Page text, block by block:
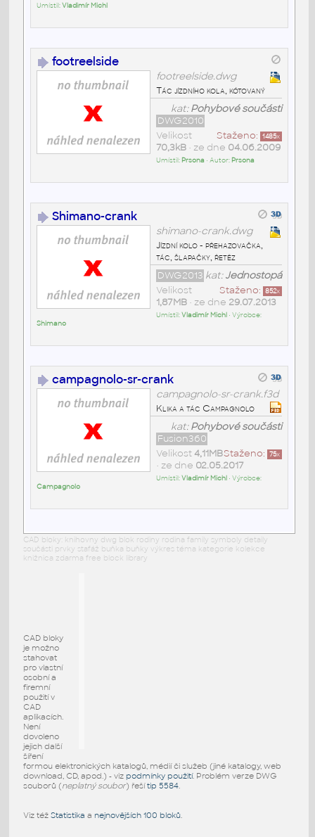
Umístil:Vladimír Michl
footreelside
footreelside.dwg
Tác jízdního kola, kótovaný
kat:Pohybové součásti
DWG2010
Staženo: 1485x
Velikost
70,3kB• ze dne 04.06.2009
Umístil: Prsona • Autor: Prsona
Shimano-crank
shimano-crank.dwg
Jízdní kolo - přehazovačka,
tác, šlapačky, řetěz
kat:Jednostopá
DWG2013
Staženo: 852x
Velikost
1,87MB• ze dne 29.07.2013
Umístil:Vladimír Michl • Výrobce:
Shimano
campagnolo-sr-crank
campagnolo-sr-crank.f3d
Klika a tác Campagnolo
kat:Pohybové součásti
Fusion360
Staženo: 75x
Velikost 4,11MB
• ze dne 02.05.2017
Umístil:Vladimír Michl • Výrobce:
Campagnolo
CAD bloky: knihovny dwg blok rodiny rodina family symboly detaily
součásti prvky stafáž buňka buňky výkres téma kategorie kolekce
knižnica zdarma free block library
CAD bloky
je možno
stahovat
pro vlastní
osobní a
firemní
použití v
CAD
aplikacích.
Není
dovoleno
jejich další
šíření
formou elektronických katalogů, médií či služeb (jiné katalogy, web
download, CD, apod.) - viz podmínky použití. Problém verze DWG
souborů (neplatný soubor) řešítip 5584.
Viz též Statistika a nejnovějších 100 bloků.